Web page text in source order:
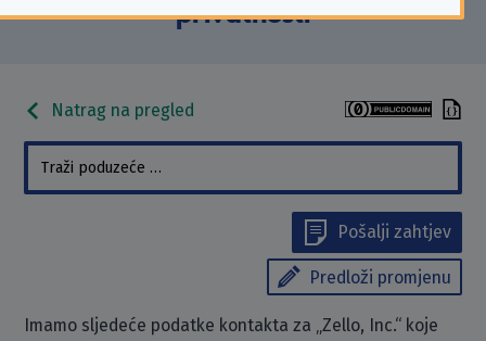
privatnosti
Natrag na pregled
Pošalji zahtjev
Predloži promjenu
Imamo sljedeće podatke kontakta za „Zello, Inc.“ koje